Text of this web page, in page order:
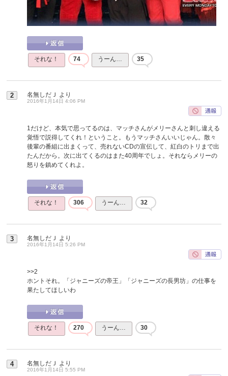
それな！ 74 うーん… 35
2 名無しだＪ より
2016年1月14日 4:06 PM
1だけど、本気で思ってるのは、マッチさんがメリーさんと刺し違える
覚悟で説得してくれ！ということ。もうマッチさんいいじゃん。散々
後輩の番組に出まくって、売れないCDの宣伝して、紅白のトリまで出
たんだから。次に出てくるのはまた40周年でしょ。それならメリーの
怒りを鎮めてくれよ。
それな！ 306 うーん… 32
3 名無しだＪ より
2016年1月14日 5:26 PM
>>2
ホントそれ。「ジャニーズの帝王」「ジャニーズの長男坊」の仕事を
果たしてほしいわ
それな！ 270 うーん… 30
4 名無しだＪ より
2016年1月14日 5:55 PM